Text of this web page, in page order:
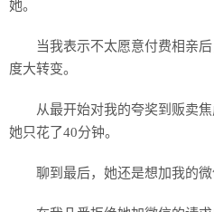
她。
当我表示不太愿意付费相亲
度大转变。
从最开始对我的夸奖到贩卖
她只花了40分钟。
聊到最后，她还是想加我的微